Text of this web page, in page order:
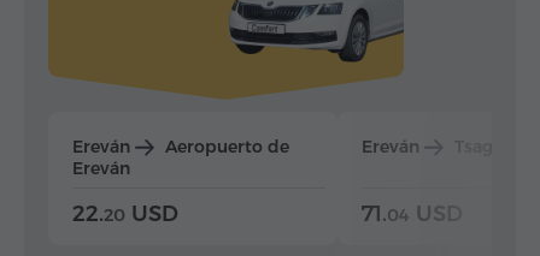
Ereván
Aeropuerto de
Ereván
22.20 USD
Ereván
71.04 USD